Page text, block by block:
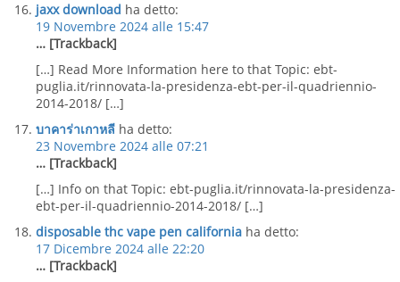
jaxx download ha detto:
19 Novembre 2024 alle 15:47
… [Trackback]
[…] Read More Information here to that Topic: ebt-
puglia.it/rinnovata-la-presidenza-ebt-per-il-quadriennio-
2014-2018/ […]
บาคาร่าเกาหลี ha detto:
23 Novembre 2024 alle 07:21
… [Trackback]
[…] Info on that Topic: ebt-puglia.it/rinnovata-la-presidenza-
ebt-per-il-quadriennio-2014-2018/ […]
disposable thc vape pen california ha detto:
17 Dicembre 2024 alle 22:20
… [Trackback]